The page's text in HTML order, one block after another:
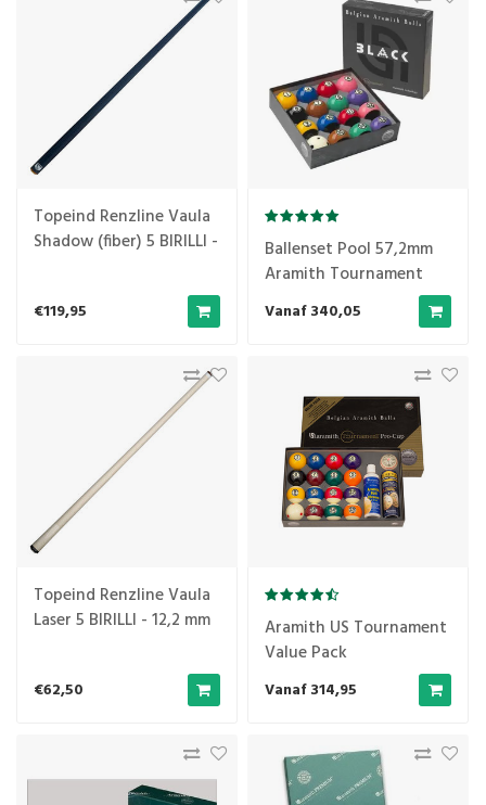
Topeind Renzline Vaula
Shadow (fiber) 5 BIRILLI -
€119,95
Ballenset Pool 57,2mm
Aramith Tournament
Black Duramith
Vanaf 340,05
Topeind Renzline Vaula
Laser 5 BIRILLI - 12,2 mm
€62,50
Aramith US Tournament
Value Pack
Vanaf 314,95